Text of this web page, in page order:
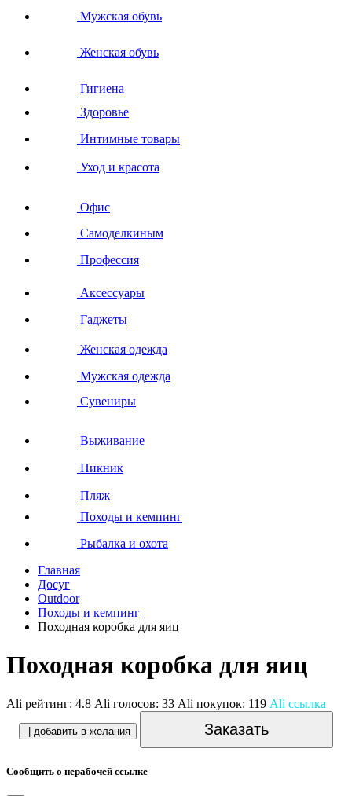
Мужская обувь
Женская обувь
Гигиена
Здоровье
Интимные товары
Уход и красота
Офис
Самоделкиным
Профессия
Аксессуары
Гаджеты
Женская одежда
Мужская одежда
Сувениры
Выживание
Пикник
Пляж
Походы и кемпинг
Рыбалка и охота
Главная
Досуг
Outdoor
Походы и кемпинг
Походная коробка для яиц
Походная коробка для яиц
Ali рейтинг: 4.8 Ali голосов: 33 Ali покупок: 119 Ali ссылка
| добавить в желания Заказать
Сообщить о нерабочей ссылке